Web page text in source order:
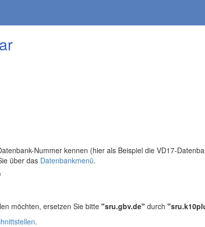
Nummer kennen (hier als Beispiel die VD17-
über das Datenbankmenü.
möchten, ersetzen Sie bitte"sru.gbv.de" durch
.